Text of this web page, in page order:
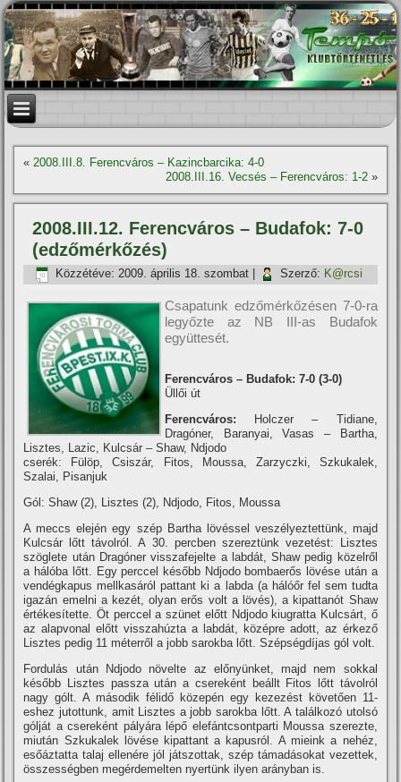
«2008.III.8. Ferencváros – Kazincbarcika: 4-0
2008.III.16. Vecsés – Ferencváros: 1-2»
2008.III.12. Ferencváros – Budafok: 7-0
(edzőmérkőzés)
Közzétéve: 2009. április 18. szombat Szerző: K@rcsi
Csapatunk edzőmérkőzésen 7-0-ra
legyőzte az NB III-as Budafok
együttesét.
Ferencváros – Budafok: 7-0 (3-0)
Üllői út
Ferencváros:
Holczer – Tidiane,
Dragóner, Baranyai, Vasas – Bartha,
Lisztes, Lazic, Kulcsár – Shaw, Ndjodo
cserék: Fülöp, Csiszár, Fitos, Moussa, Zarzyczki, Szkukalek,
Szalai, Pisanjuk
Gól: Shaw (2), Lisztes (2), Ndjodo, Fitos, Moussa
A meccs elején egy szép Bartha lövéssel veszélyeztettünk, majd
Kulcsár lőtt távolról. A 30. percben szereztünk vezetést: Lisztes
szöglete után Dragóner visszafejelte a labdát, Shaw pedig közelről
a hálóba lőtt. Egy perccel később Ndjodo bombaerős lövése után a
vendégkapus mellkasáról pattant ki a labda (a hálóőr fel sem tudta
igazán emelni a kezét, olyan erős volt a lövés), a kipattanót Shaw
értékesí­tette. Öt perccel a szünet előtt Ndjodo kiugratta Kulcsárt, ő
az alapvonal előtt visszahúzta a labdát, középre adott, az érkező
Lisztes pedig 11 méterről a jobb sarokba lőtt. Szépségdí­jas gól volt.
Fordulás után Ndjodo növelte az előnyünket, majd nem sokkal
később Lisztes passza után a csereként beállt Fitos lőtt távolról
nagy gólt. A második félidő közepén egy kezezést követően 11-
eshez jutottunk, amit Lisztes a jobb sarokba lőtt. A találkozó utolsó
gólját a csereként pályára lépő elefántcsontparti Moussa szerezte,
miután Szkukalek lövése kipattant a kapusról. A mieink a nehéz,
esőáztatta talaj ellenére jól játszottak, szép támadásokat vezettek,
összességben megérdemelten nyertünk ilyen arányban is.